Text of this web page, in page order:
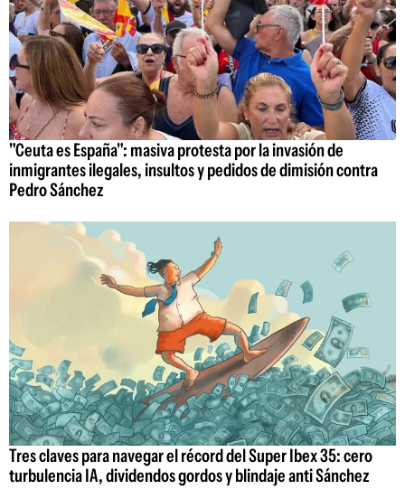
"Ceuta es España": masiva protesta por la invasión de
inmigrantes ilegales, insultos y pedidos de dimisión contra
Pedro Sánchez
Tres claves para navegar el récord del Super Ibex 35: cero
turbulencia IA, dividendos gordos y blindaje anti Sánchez